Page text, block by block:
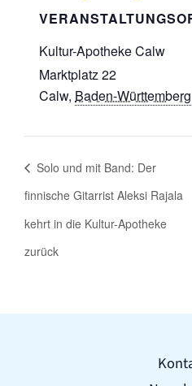
Kultur-Apotheke Calw
Marktplatz 22
Calw, Baden-Württemberg
Solo und mit Band: Der
finnische Gitarrist Aleksi Rajala
kehrt in die Kultur-Apotheke
zurück